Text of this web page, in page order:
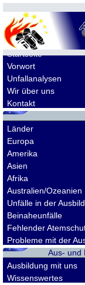
Startseite
Vorwort
Unfallanalysen
Wir über uns
Kontakt
Länder
Europa
Amerika
Asien
Afrika
Australien/Ozeanien
Unfälle in der
Beinaheunfälle
Fehlender
Probleme mit der
Aus- und
Ausbildung mit uns
Wissenswertes